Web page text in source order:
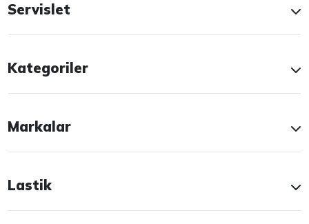
Servislet
Kategoriler
Markalar
Lastik